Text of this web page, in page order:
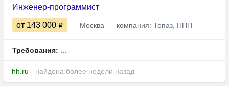
Инженер-программист
от 143 000 Москва компания: Топаз, НПП
Требования: ...
hh.ru - найдена более недели назад